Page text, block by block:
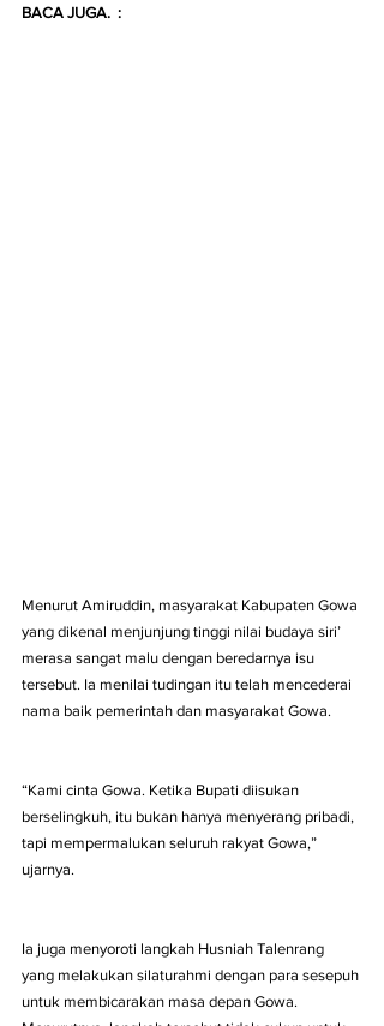
BACA JUGA.  :
Menurut Amiruddin, masyarakat Kabupaten Gowa
yang dikenal menjunjung tinggi nilai budaya siri’
merasa sangat malu dengan beredarnya isu
tersebut. Ia menilai tudingan itu telah mencederai
nama baik pemerintah dan masyarakat Gowa.
“Kami cinta Gowa. Ketika Bupati diisukan
berselingkuh, itu bukan hanya menyerang pribadi,
tapi mempermalukan seluruh rakyat Gowa,”
ujarnya.
Ia juga menyoroti langkah Husniah Talenrang
yang melakukan silaturahmi dengan para sesepuh
untuk membicarakan masa depan Gowa.